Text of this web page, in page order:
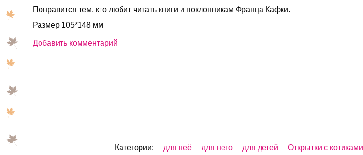
Понравится тем, кто любит читать книги и поклонникам Франца Кафки.
Размер 105*148 мм
Категории: для неё для него для детей Открытки с котиками
Добавить комментарий